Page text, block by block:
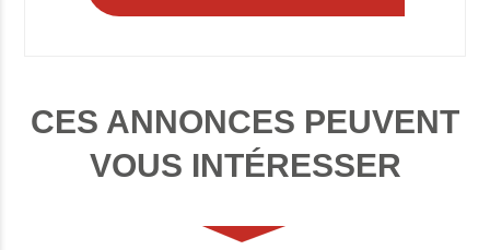
CES ANNONCES PEUVENT
VOUS INTÉRESSER